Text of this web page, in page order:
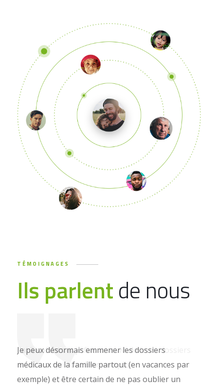
TÉMOIGNAGES
Ils parlentde nous
Je peux désormais emmener les dossiers
médicaux de la famille partout (en vacances par
exemple) et être certain de ne pas oublier un